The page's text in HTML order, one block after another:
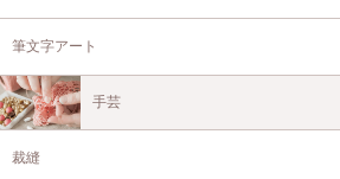
筆文字アート
手芸
裁縫